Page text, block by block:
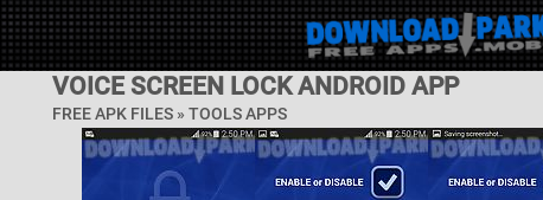
VOICE SCREEN LOCK ANDROID APP
FREE APK FILES » TOOLS APPS